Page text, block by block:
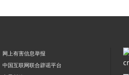
网上有害信息举报
中国互联网联合辟谣平台